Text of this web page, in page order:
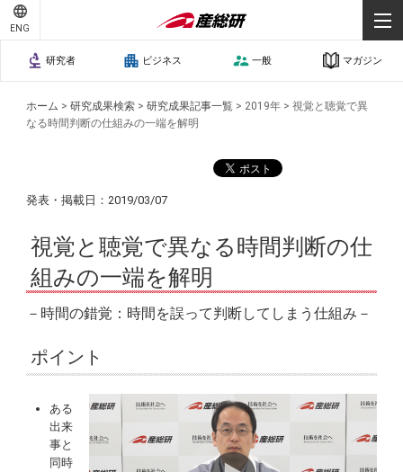
ENG
研究者 ビジネス 一般 マガジン
ホーム >研究成果検索 >研究成果記事一覧 > 2019年 >視覚と聴覚で異
なる時間判断の仕組みの一端を解明
発表・掲載日：2019/03/07
視覚と聴覚で異なる時間判断の仕
組みの一端を解明
－時間の錯覚：時間を誤って判断してしまう仕組み－
ポイント
ある
出来
事と
同時